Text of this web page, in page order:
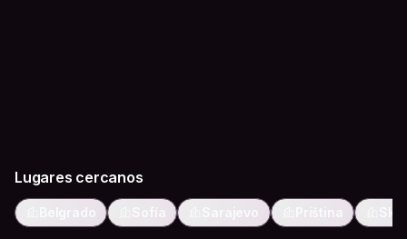
Lugares cercanos
Belgrado Sofía Sarajevo Priština